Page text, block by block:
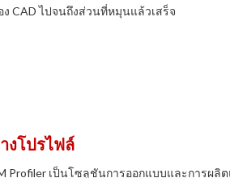
CAD ไปจนถึงส่วนที่หมุนแล้วเสร็จ
งโปรไฟล์
Profiler เป็นโซลูชันการออกแบบและการ